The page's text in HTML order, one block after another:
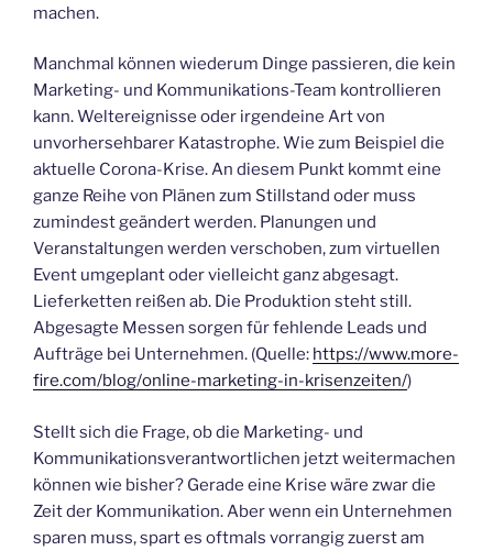
machen.
Manchmal können wiederum Dinge passieren, die kein
Marketing- und Kommunikations-Team kontrollieren
kann. Weltereignisse oder irgendeine Art von
unvorhersehbarer Katastrophe. Wie zum Beispiel die
aktuelle Corona-Krise. An diesem Punkt kommt eine
ganze Reihe von Plänen zum Stillstand oder muss
zumindest geändert werden. Planungen und
Veranstaltungen werden verschoben, zum virtuellen
Event umgeplant oder vielleicht ganz abgesagt.
Lieferketten reißen ab. Die Produktion steht still.
Abgesagte Messen sorgen für fehlende Leads und
Aufträge bei Unternehmen. (Quelle: https://www.more-
fire.com/blog/online-marketing-in-krisenzeiten/)
Stellt sich die Frage, ob die Marketing- und
Kommunikationsverantwortlichen jetzt weitermachen
können wie bisher? Gerade eine Krise wäre zwar die
Zeit der Kommunikation. Aber wenn ein Unternehmen
sparen muss, spart es oftmals vorrangig zuerst am